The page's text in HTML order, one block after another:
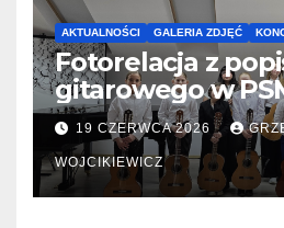
AKTUALNOŚCI GALERIA ZDJĘĆ
Fotorelacja z
gitarowego w
19 CZERWCA 2026
WOJCIKIEWICZ